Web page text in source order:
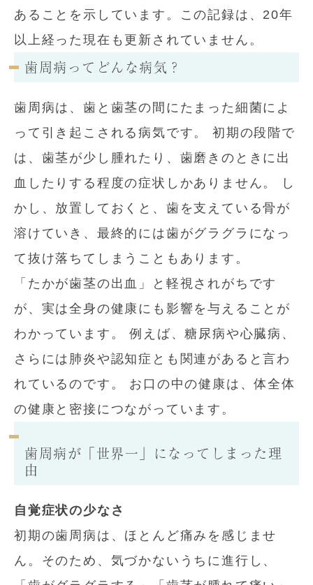
あることを示しています。この記録は、20年
以上経った現在も更新されていません。
歯周病ってどんな病気？
歯周病は、歯と歯茎の間にたまった細菌によ
って引き起こされる病気です。 初期の段階で
は、歯茎が少し腫れたり、歯磨きのときに出
血したりする程度の症状しかありません。 し
かし、放置しておくと、歯を支えている骨が
溶けていき、最終的には歯がグラグラになっ
て抜け落ちてしまうこともあります。
「たかが歯茎の出血」と軽視されがちです
が、実は全身の健康にも影響を与えることが
わかっています。 例えば、糖尿病や心臓病、
さらには肺炎や認知症とも関連があると言わ
れているのです。 お口の中の健康は、体全体
の健康と密接につながっています。
歯周病が「世界一」になってしまった理
由
自覚症状の少なさ
初期の歯周病は、ほとんど痛みを感じませ
ん。そのため、気づかないうちに進行し、